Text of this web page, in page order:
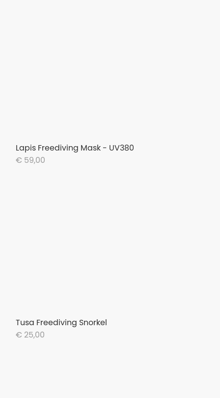
Lapis Freediving Mask - UV380
€ 59,00
Tusa Freediving Snorkel
€ 25,00